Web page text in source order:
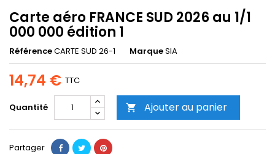
Carte aéro FRANCE SUD 2026 au 1/1
000 000 édition 1
RéférenceCARTE SUD 26-1 MarqueSIA
14,74 € TTC
Quantité  Ajouter au panier
Partager